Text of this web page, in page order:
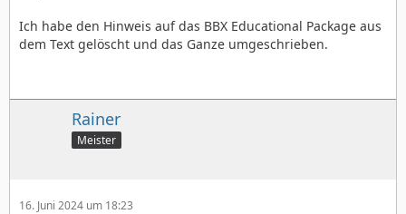
Ich habe den Hinweis auf das BBX Educational Package aus
dem Text gelöscht und das Ganze umgeschrieben.
Rainer
Meister
16. Juni 2024 um 18:23